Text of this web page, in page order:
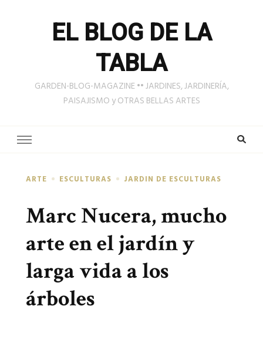
EL BLOG DE LA
TABLA
GARDEN-BLOG-MAGAZINE •• JARDINES, JARDINERÍA,
PAISAJISMO y OTRAS BELLAS ARTES
ARTE ESCULTURAS JARDIN DE ESCULTURAS
Marc Nucera, mucho
arte en el jardín y
larga vida a los
árboles